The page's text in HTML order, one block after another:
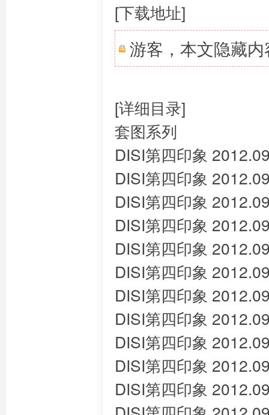
[下载地址]
游客，本文隐藏内
[详细目录]
套图系列
DISI第四印象
DISI第四印象
DISI第四印象
DISI第四印象
DISI第四印象
DISI第四印象
DISI第四印象
DISI第四印象
DISI第四印象
DISI第四印象
DISI第四印象